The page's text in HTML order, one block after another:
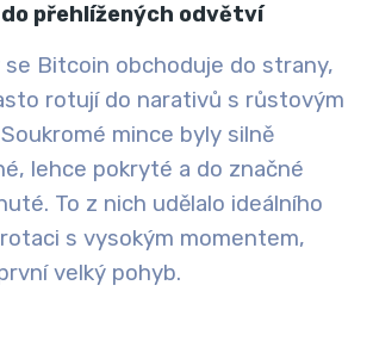
přehlížených odvětví
se Bitcoin obchoduje do strany,
rotují do narativů s růstovým
mince byly silně
lehce pokryté a do značné
To z nich udělalo ideálního
s vysokým momentem,
velký pohyb.